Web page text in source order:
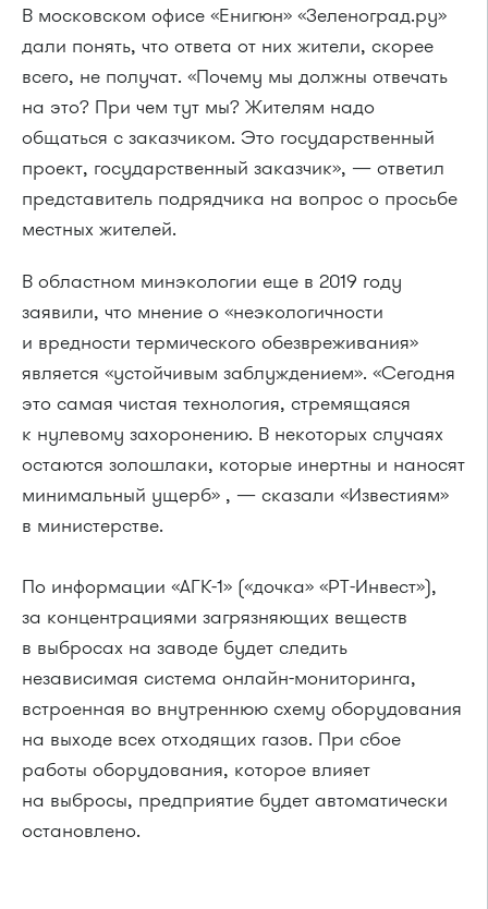
В московском офисе «Енигюн» «Зеленоград.ру»
дали понять, что ответа от них жители, скорее
всего, не получат. «Почему мы должны отвечать
на это? При чем тут мы? Жителям надо
общаться с заказчиком. Это государственный
проект, государственный заказчик», — ответил
представитель подрядчика на вопрос о просьбе
местных жителей.
В областном минэкологии еще в 2019 году
заявили, что мнение о «неэкологичности
и вредности термического обезвреживания»
является «устойчивым заблуждением». «Сегодня
это самая чистая технология, стремящаяся
к нулевому захоронению. В некоторых случаях
остаются золошлаки, которые инертны и наносят
минимальный ущерб» , — сказали «Известиям»
в министерстве.
По информации «АГК-1» («дочка» «РТ-Инвест»),
за концентрациями загрязняющих веществ
в выбросах на заводе будет следить
независимая система онлайн-мониторинга,
встроенная во внутреннюю схему оборудования
на выходе всех отходящих газов. При сбое
работы оборудования, которое влияет
на выбросы, предприятие будет автоматически
остановлено.